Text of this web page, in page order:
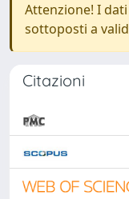
Attenzione! I
sottoposti a
Citazioni